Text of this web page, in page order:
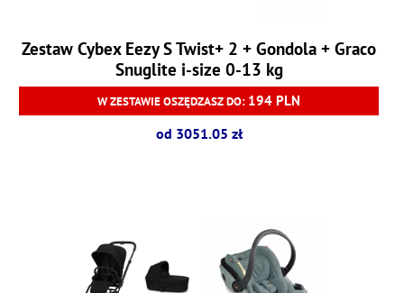
Zestaw Cybex Eezy S Twist+ 2 + Gondola + Graco
Snuglite i-size 0-13 kg
W ZESTAWIE OSZĘDZASZ DO: 194 PLN
od 3051.05 zł